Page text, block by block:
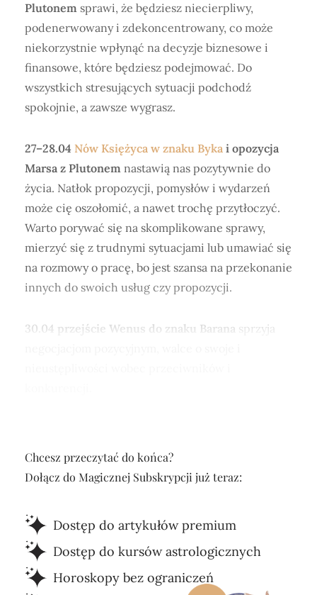
Plutonem sprawi, że będziesz niecierpliwy,
podenerwowany i zdekoncentrowany, co może
niekorzystnie wpłynąć na decyzje biznesowe i
finansowe, które będziesz podejmować. Do
wszystkich stresujących sytuacji podchodź
spokojnie, a zawsze wygrasz.
27–28.04 Nów Księżyca w znaku Byka i opozycja
Marsa z Plutonem nastawią nas pozytywnie do
życia. Natłok propozycji, pomysłów i wydarzeń
może cię oszołomić, a nawet trochę przytłoczyć.
Warto porywać się na skomplikowane sprawy,
mierzyć się z trudnymi sytuacjami lub umawiać się
na rozmowy o pracę, bo jest szansa na przekonanie
innych do swoich usług czy propozycji.
30.04 przejście Wenus do znaku Barana sprzyja
Chcesz przeczytać do końca?
Dołącz do Magicznej Subskrypcji już teraz:
Dostęp do artykułów premium
Dostęp do kursów astrologicznych
Horoskopy bez ograniczeń